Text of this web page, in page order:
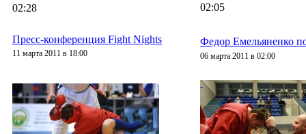
02:28
Пресс-конференция Fight Nights
11 марта 2011 в 18:00
02:05
Федор Емельяненко
06 марта 2011 в 02:00